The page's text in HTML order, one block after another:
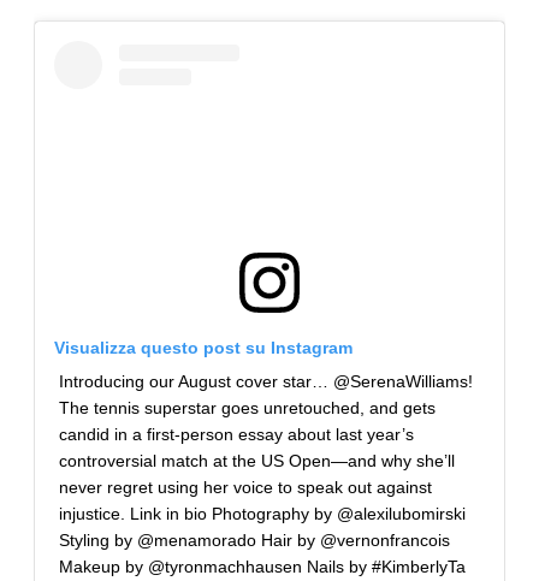
Visualizza questo post su Instagram
Introducing our August cover star… @SerenaWilliams!
The tennis superstar goes unretouched, and gets
candid in a first-person essay about last year’s
controversial match at the US Open—and why she’ll
never regret using her voice to speak out against
injustice. Link in bio Photography by @alexilubomirski
Styling by @menamorado Hair by @vernonfrancois
Makeup by @tyronmachhausen Nails by #KimberlyTa